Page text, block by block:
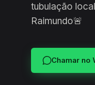
tubulação
Raimundo🚨
Chamar no